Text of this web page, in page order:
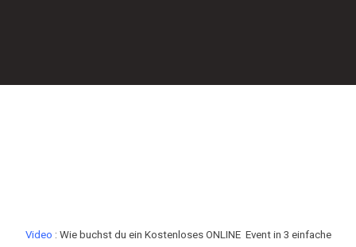
Video : Wie buchst du ein Kostenloses ONLINE Event in 3 einfache